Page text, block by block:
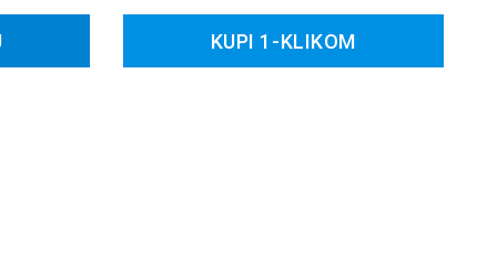
KUPI 1-KLIKOM